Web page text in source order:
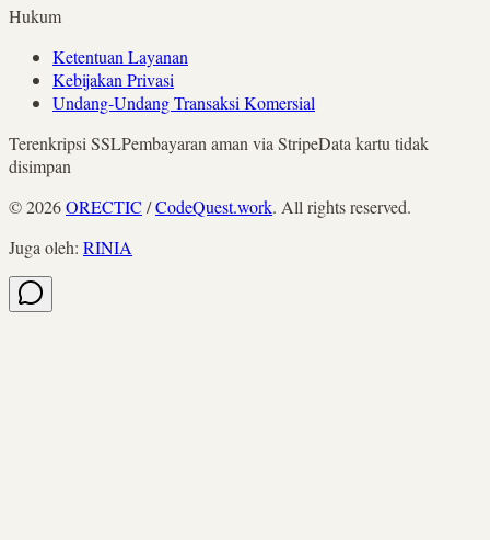
Hukum
Ketentuan Layanan
Kebijakan Privasi
Undang-Undang Transaksi Komersial
Terenkripsi SSLPembayaran aman via StripeData kartu tidak
disimpan
©2026ORECTIC /CodeQuest.work. All rights reserved.
Juga oleh: RINIA